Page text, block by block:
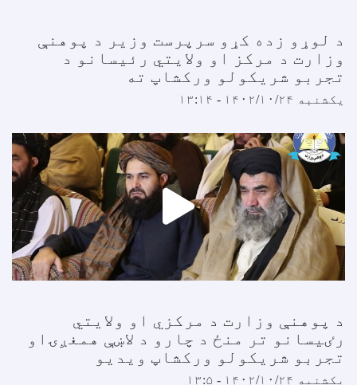
د لوړو زده کړو سرپرست وزیر د پوهنې
وزارت د مرکز او ولایتي رئیسانو د
تجربو شریکولو ورکشاپ ته
یکشنبه ۱۴۰۲/۱۰/۲۴ - ۱۳:۱۴
د پوهنې وزارت د مرکزي او ولايتي
رٸيسانو تر منځ د چارو د لاښې همغږۍاو
تجربو شريکولو ورکشاپ ویدیو
یکشنبه ۱۴۰۲/۱۰/۲۴ - ۱۳:۵